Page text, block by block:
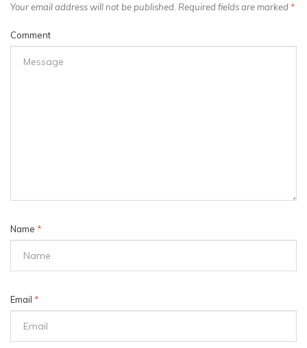
Your email address will not be published. Required fields are marked *
Comment
Name *
Email *